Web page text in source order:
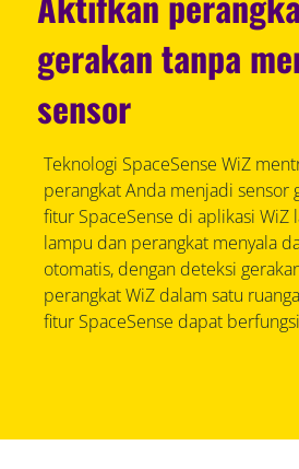
gerakan tanpa
sensor
Teknologi SpaceSense WiZ
perangkat Anda menjadi sensor
fitur SpaceSense di aplikasi WiZ
lampu dan perangkat menyala
otomatis, dengan deteksi
perangkat WiZ dalam satu
fitur SpaceSense dapat